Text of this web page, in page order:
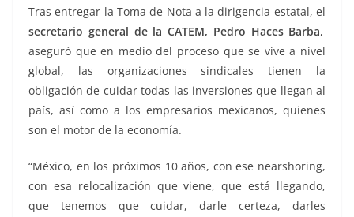
Tras entregar la Toma de Nota a la dirigencia estatal, el
secretario general de la CATEM, Pedro Haces Barba,
aseguró que en medio del proceso que se vive a nivel
global, las organizaciones sindicales tienen la
obligación de cuidar todas las inversiones que llegan al
país, así como a los empresarios mexicanos, quienes
son el motor de la economía.
“México, en los próximos 10 años, con ese nearshoring,
con esa relocalización que viene, que está llegando,
que tenemos que cuidar, darle certeza, darles